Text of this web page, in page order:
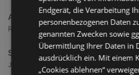
ADEG
Rheinstraße 1, 6974 Gaissau
SPAR Supermarkt
Jägerweg 2, 6973 Höchst
Endgerät, die Verarbeitung
personenbezogenen Daten
genannten Zwecken sowie
Übermittlung Ihrer Daten in
ausdrücklich ein. Mit einem
„Cookies ablehnen“